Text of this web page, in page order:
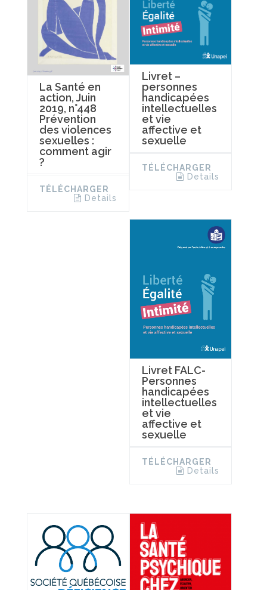
La Santé en
action, Juin
2019, n°448
Prévention
des violences
sexuelles :
comment agir
?
TÉLÉCHARGER
Details
Livret –
personnes
handicapées
intellectuelles
et vie
affective et
sexuelle
TÉLÉCHARGER
Details
Livret FALC-
Personnes
handicapées
intellectuelles
et vie
affective et
sexuelle
TÉLÉCHARGER
Details